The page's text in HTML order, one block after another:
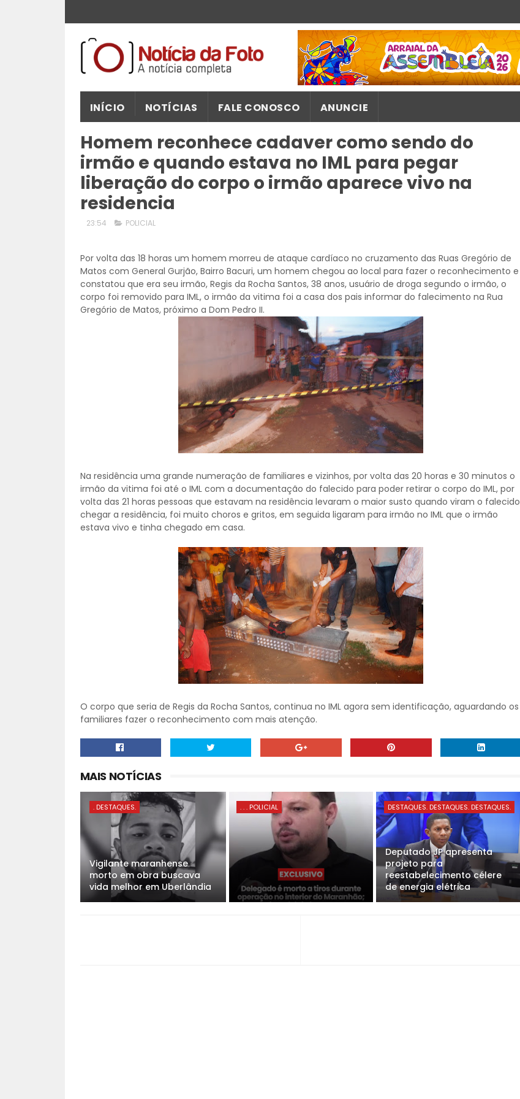
INÍCIO NOTÍCIAS FALE CONOSCO ANUNCIE
Homem reconhece cadaver como sendo do
irmão e quando estava no IML para pegar
liberação do corpo o irmão aparece vivo na
residencia
23:54 POLICIAL
Por volta das 18 horas um homem morreu de ataque cardíaco no cruzamento das Ruas Gregório de
Matos com General Gurjão, Bairro Bacuri, um homem chegou ao local para fazer o reconhecimento e
constatou que era seu irmão, Regis da Rocha Santos, 38 anos, usuário de droga segundo o irmão, o
corpo foi removido para IML, o irmão da vitima foi a casa dos pais informar do falecimento na Rua
Gregório de Matos, próximo a Dom Pedro II.
Na residência uma grande numeração de familiares e vizinhos, por volta das 20 horas e 30 minutos o
irmão da vitima foi até o IML com a documentação do falecido para poder retirar o corpo do IML, por
volta das 21 horas pessoas que estavam na residência levaram o maior susto quando viram o falecido
chegar a residência, foi muito choros e gritos, em seguida ligaram para irmão no IML que o irmão
estava vivo e tinha chegado em casa.
O corpo que seria de Regis da Rocha Santos, continua no IML agora sem identificação, aguardando os
familiares fazer o reconhecimento com mais atenção.
MAIS NOTÍCIAS
. DESTAQUES.
Vigilante maranhense
morto em obra buscava
vida melhor em Uberlândia
. . . POLICIAL DESTAQUES. DESTAQUES. DESTAQUES.
Deputado JP apresenta
projeto para
reestabelecimento célere
de energia elétrica